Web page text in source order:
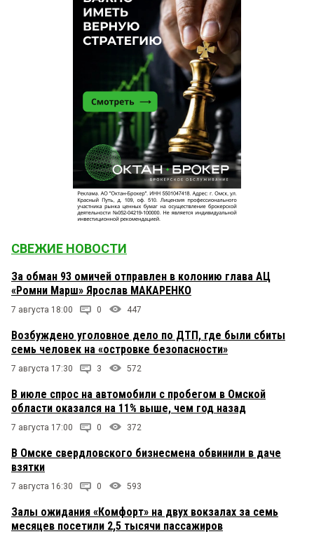
СВЕЖИЕ НОВОСТИ
За обман 93 омичей отправлен в колонию глава АЦ
«Ромни Марш» Ярослав МАКАРЕНКО
7 августа 18:00 0 447
Возбуждено уголовное дело по ДТП, где были сбиты
семь человек на «островке безопасности»
7 августа 17:30 3 572
В июле спрос на автомобили с пробегом в Омской
области оказался на 11% выше, чем год назад
7 августа 17:00 0 372
В Омске свердловского бизнесмена обвинили в даче
взятки
7 августа 16:30 0 593
Залы ожидания «Комфорт» на двух вокзалах за семь
месяцев посетили 2,5 тысячи пассажиров